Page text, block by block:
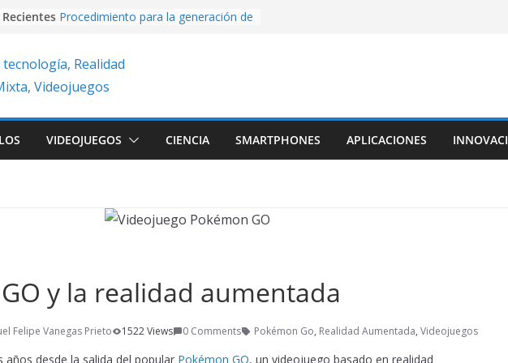
Procedimiento para la generación de
plataformas 2D hecho desde cero
en Unity.
Creación de videos con Inteligencia
EasyAR: Así construimos una app
que cobra vida al escanear una
creando contenido cinematográfico
con Google Flow
VIDEOJUEGOS CIENCIA SMARTPHONES APLICACIONES
y la realidad aumentada
Felipe Vanegas Prieto 1522 Views 0 Comments Pokémon Go, Realidad Aumentada, Videojuegos
años desde la salida del popular Pokémon GO, un videojuego basado en realidad